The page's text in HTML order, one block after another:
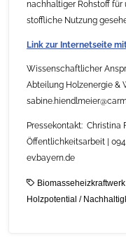
nachhaltiger Rohstoff für
stoffliche Nutzung
Link zur Internetseite
Wissenschaftlicher
Abteilung Holzenergie &
Pressekontakt: Christina
Öffentlichkeitsarbeit |
ev.bayern.de
Biomasseheizkraftwerk
Holzpotential /